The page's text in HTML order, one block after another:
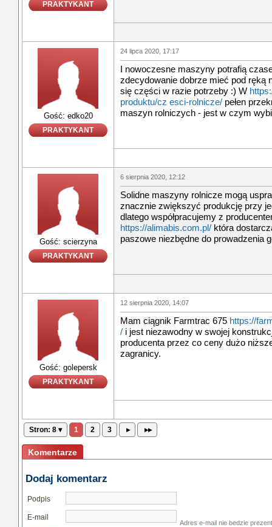
PRAKTYKANT
Gość: edko20
PRAKTYKANT
24 lipca 2020, 17:17
I nowoczesne maszyny potrafią
zdecydowanie dobrze mieć pod ręką
się części w razie potrzeby :) W
produktu/cz esci-rolnicze/ pełen
maszyn rolniczych - jest w czym
Gość: scierzyna
PRAKTYKANT
6 sierpnia 2020, 12:12
Solidne maszyny rolnicze mogą
znacznie zwiększyć produkcję przy
dlatego współpracujemy z
https://alimabis.com.pl/ która
paszowe niezbędne do prowadzenia
Gość: golepersk
PRAKTYKANT
12 sierpnia 2020, 14:07
Mam ciągnik Farmtrac 675 https://
/ i jest niezawodny w swojej
producenta przez co ceny dużo
zagranicy.
Stron: 8 ▾ 1 2 3 ▸ ▸▸
Komentarze
Dodaj komentarz
Podpis
E-mail
Adres e-mail nie bedzie